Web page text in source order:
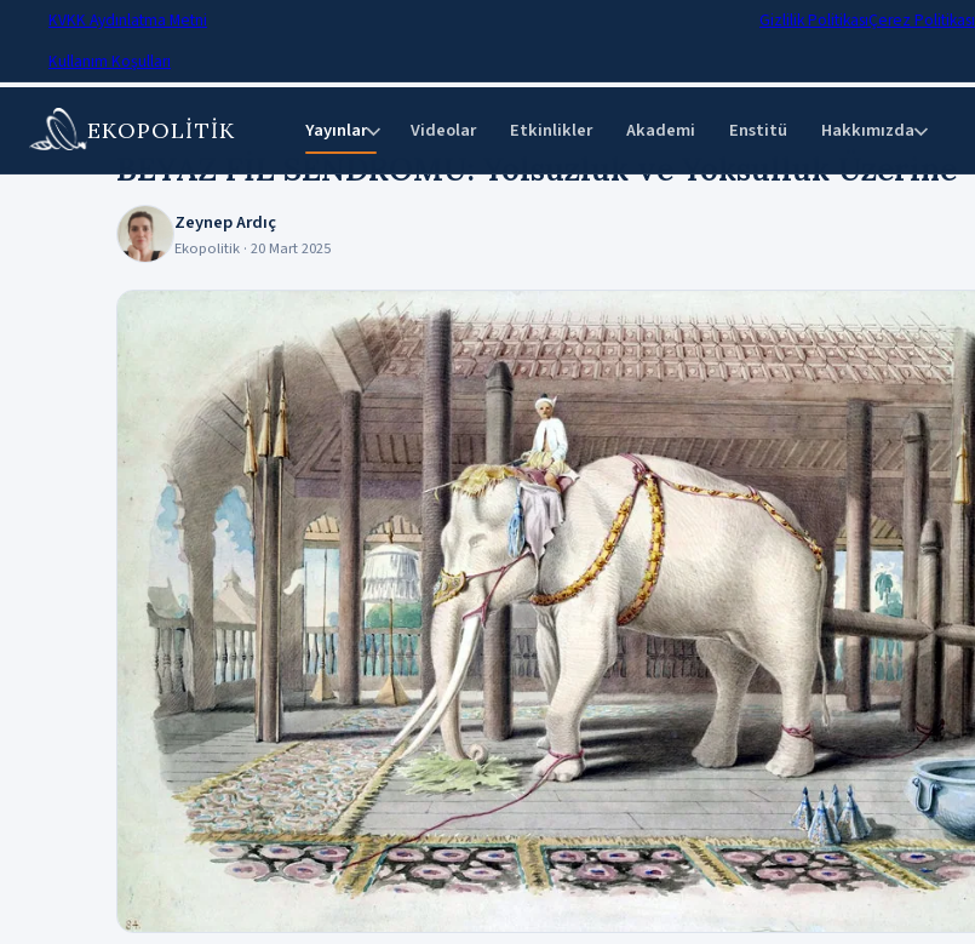
EKOPOLİTİK Yayınlar⌄ Videolar Etkinlikler Akademi Enstitü Hakkımızda⌄
Ana Sayfa Makaleler
BEYAZ FİL SENDROMU: Yolsuzluk ve Yoksulluk Üzerine
Zeynep Ardıç
Ekopolitik · 20 Mart 2025
KVKK Aydınlatma Metni Gizlilik PolitikasıÇerez Politikası
Kullanım Koşulları